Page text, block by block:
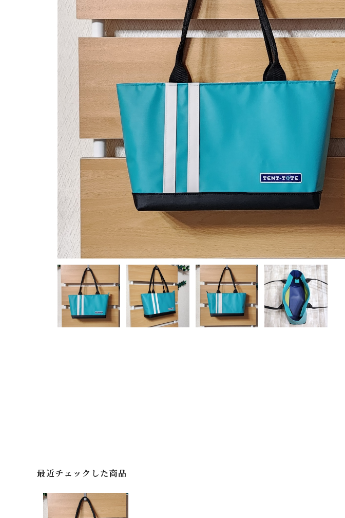
最近チェックした商品